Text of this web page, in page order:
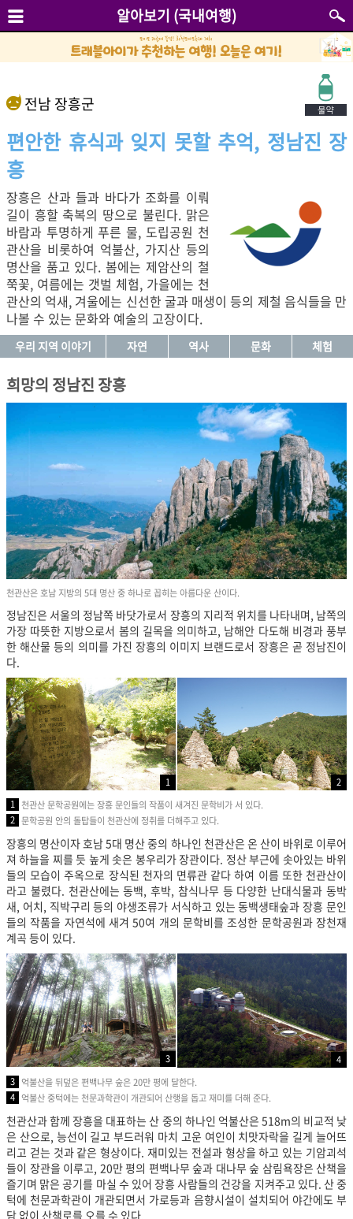
알아보기 (국내여행)
전남 장흥군
편안한 휴식과 잊지 못할 추억, 정남진 장
흥
장흥은 산과 들과 바다가 조화를 이뤄
길이 흥할 축복의 땅으로 불린다. 맑은
바람과 투명하게 푸른 물, 도립공원 천
관산을 비롯하여 억불산, 가지산 등의
명산을 품고 있다. 봄에는 제암산의 철
쭉꽃, 여름에는 갯벌 체험, 가을에는 천
관산의 억새, 겨울에는 신선한 굴과 매생이 등의 제철 음식들을 만
나볼 수 있는 문화와 예술의 고장이다.
우리 지역 이야기 자연 역사 문화 체험
희망의 정남진 장흥
천관산은 호남 지방의 5대 명산 중 하나로 꼽히는 아름다운 산이다.
정남진은 서울의 정남쪽 바닷가로서 장흥의 지리적 위치를 나타내며, 남쪽의
가장 따뜻한 지방으로서 봄의 길목을 의미하고, 남해안 다도해 비경과 풍부
한 해산물 등의 의미를 가진 장흥의 이미지 브랜드로서 장흥은 곧 정남진이
다.
1
2
1 천관산 문학공원에는 장흥 문인들의 작품이 새겨진 문학비가 서 있다.
2 문학공원 안의 돌탑들이 천관산에 정취를 더해주고 있다.
장흥의 명산이자 호남 5대 명산 중의 하나인 천관산은 온 산이 바위로 이루어
져 하늘을 찌를 듯 높게 솟은 봉우리가 장관이다. 정산 부근에 솟아있는 바위
들의 모습이 주옥으로 장식된 천자의 면류관 같다 하여 이름 또한 천관산이
라고 불렸다. 천관산에는 동백, 후박, 참식나무 등 다양한 난대식물과 동박
새, 어치, 직박구리 등의 야생조류가 서식하고 있는 동백생태숲과 장흥 문인
들의 작품을 자연석에 새겨 50여 개의 문학비를 조성한 문학공원과 장천재
계곡 등이 있다.
3
4
3 억불산을 뒤덮은 편백나무 숲은 20만 평에 달한다.
4 억불산 중턱에는 천문과학관이 개관되어 산행을 돕고 재미를 더해 준다.
천관산과 함께 장흥을 대표하는 산 중의 하나인 억불산은 518m의 비교적 낮
은 산으로, 능선이 길고 부드러워 마치 고운 여인이 치맛자락을 길게 늘어뜨
리고 걷는 것과 같은 형상이다. 재미있는 전설과 형상을 하고 있는 기암괴석
들이 장관을 이루고, 20만 평의 편백나무 숲과 대나무 숲 삼림욕장은 산책을
즐기며 맑은 공기를 마실 수 있어 장흥 사람들의 건강을 지켜주고 있다. 산 중
턱에 천문과학관이 개관되면서 가로등과 음향시설이 설치되어 야간에도 부
담 없이 산책로를 오를 수 있다.